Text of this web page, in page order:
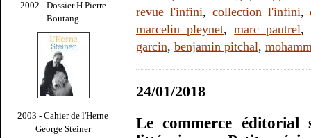
2002 - Dossier H Pierre
Boutang
2003 - Cahier de l'Herne
George Steiner
revue l'infini, collection l'infini,
marcelin pleynet,marc pautrel,
garcin, benjamin pitchal,
24/01/2018
Le commerce